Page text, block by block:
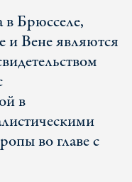
в Брюсселе,
и Вене являются
в
во главе с